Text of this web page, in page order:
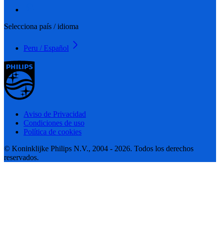
Selecciona país / idioma
Peru / Español
Aviso de Privacidad
Condiciones de uso
Política de cookies
© Koninklijke Philips N.V., 2004 - 2026. Todos los derechos
reservados.